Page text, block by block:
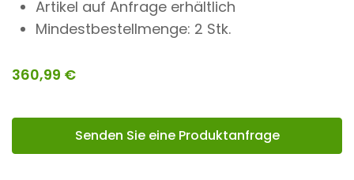
Artikel auf Anfrage erhältlich
Mindestbestellmenge: 2 Stk.
360,99 €
Senden Sie eine Produktanfrage